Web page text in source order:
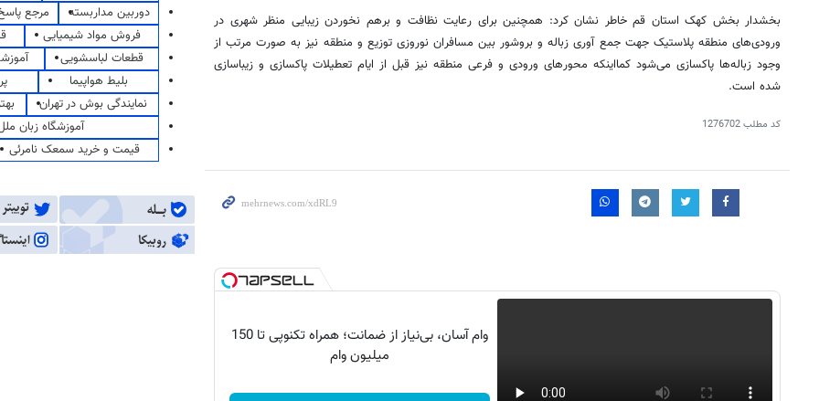
بخشدار بخش کهک استان قم خاطر نشان کرد: همچنین برای رعایت نظافت و برهم نخوردن زیبایی منظر شهری در
ورودی‌های منطقه پلاستیک جهت جمع آوری زباله و بروشور بین مسافران نوروزی توزیع و منطقه نیز به صورت مرتب از
وجود زباله‌ها پاکسازی می‌شود کمااینکه محورهای ورودی و فرعی منطقه نیز قبل از ایام تعطیلات پاکسازی و زیباسازی
شده است.
کد مطلب1276702
وام آسان، بی‌نیاز از ضمانت؛ همراه تکنوپی تا 150
میلیون وام
دوربین مداربسته
مرجع
فروش مواد شیمیایی
قطعات لباسشویی
بلیط هواپیما
نمایندگی بوش در تهران
آموزشگاه زبان
قیمت و خرید سمعک نامرئی